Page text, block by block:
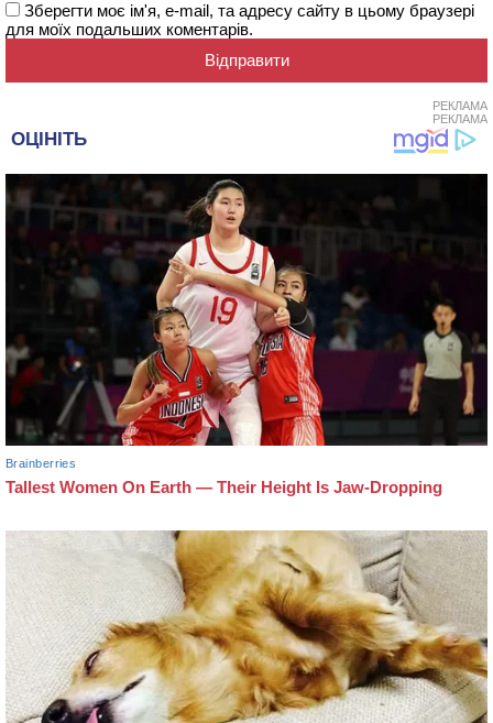
Зберегти моє ім'я, e-mail, та адресу сайту в цьому браузері
для моїх подальших коментарів.
РЕКЛАМА
РЕКЛАМА